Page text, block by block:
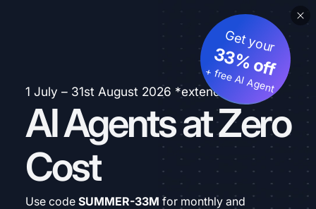
1 July – 31st August 2026 *extended
AI Agents at Zero
Cost
Get your
33% off
+ free AI Agent
Use code SUMMER-33M for monthly and